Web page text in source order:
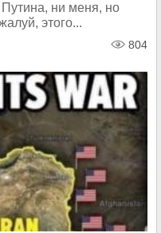
ни меня, но
этого...
804